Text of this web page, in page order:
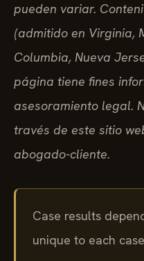
pueden variar.
(admitido en Virginia,
Columbia, Nueva
página tiene fines
asesoramiento legal.
través de este sitio
abogado-cliente.
Case results
unique to each